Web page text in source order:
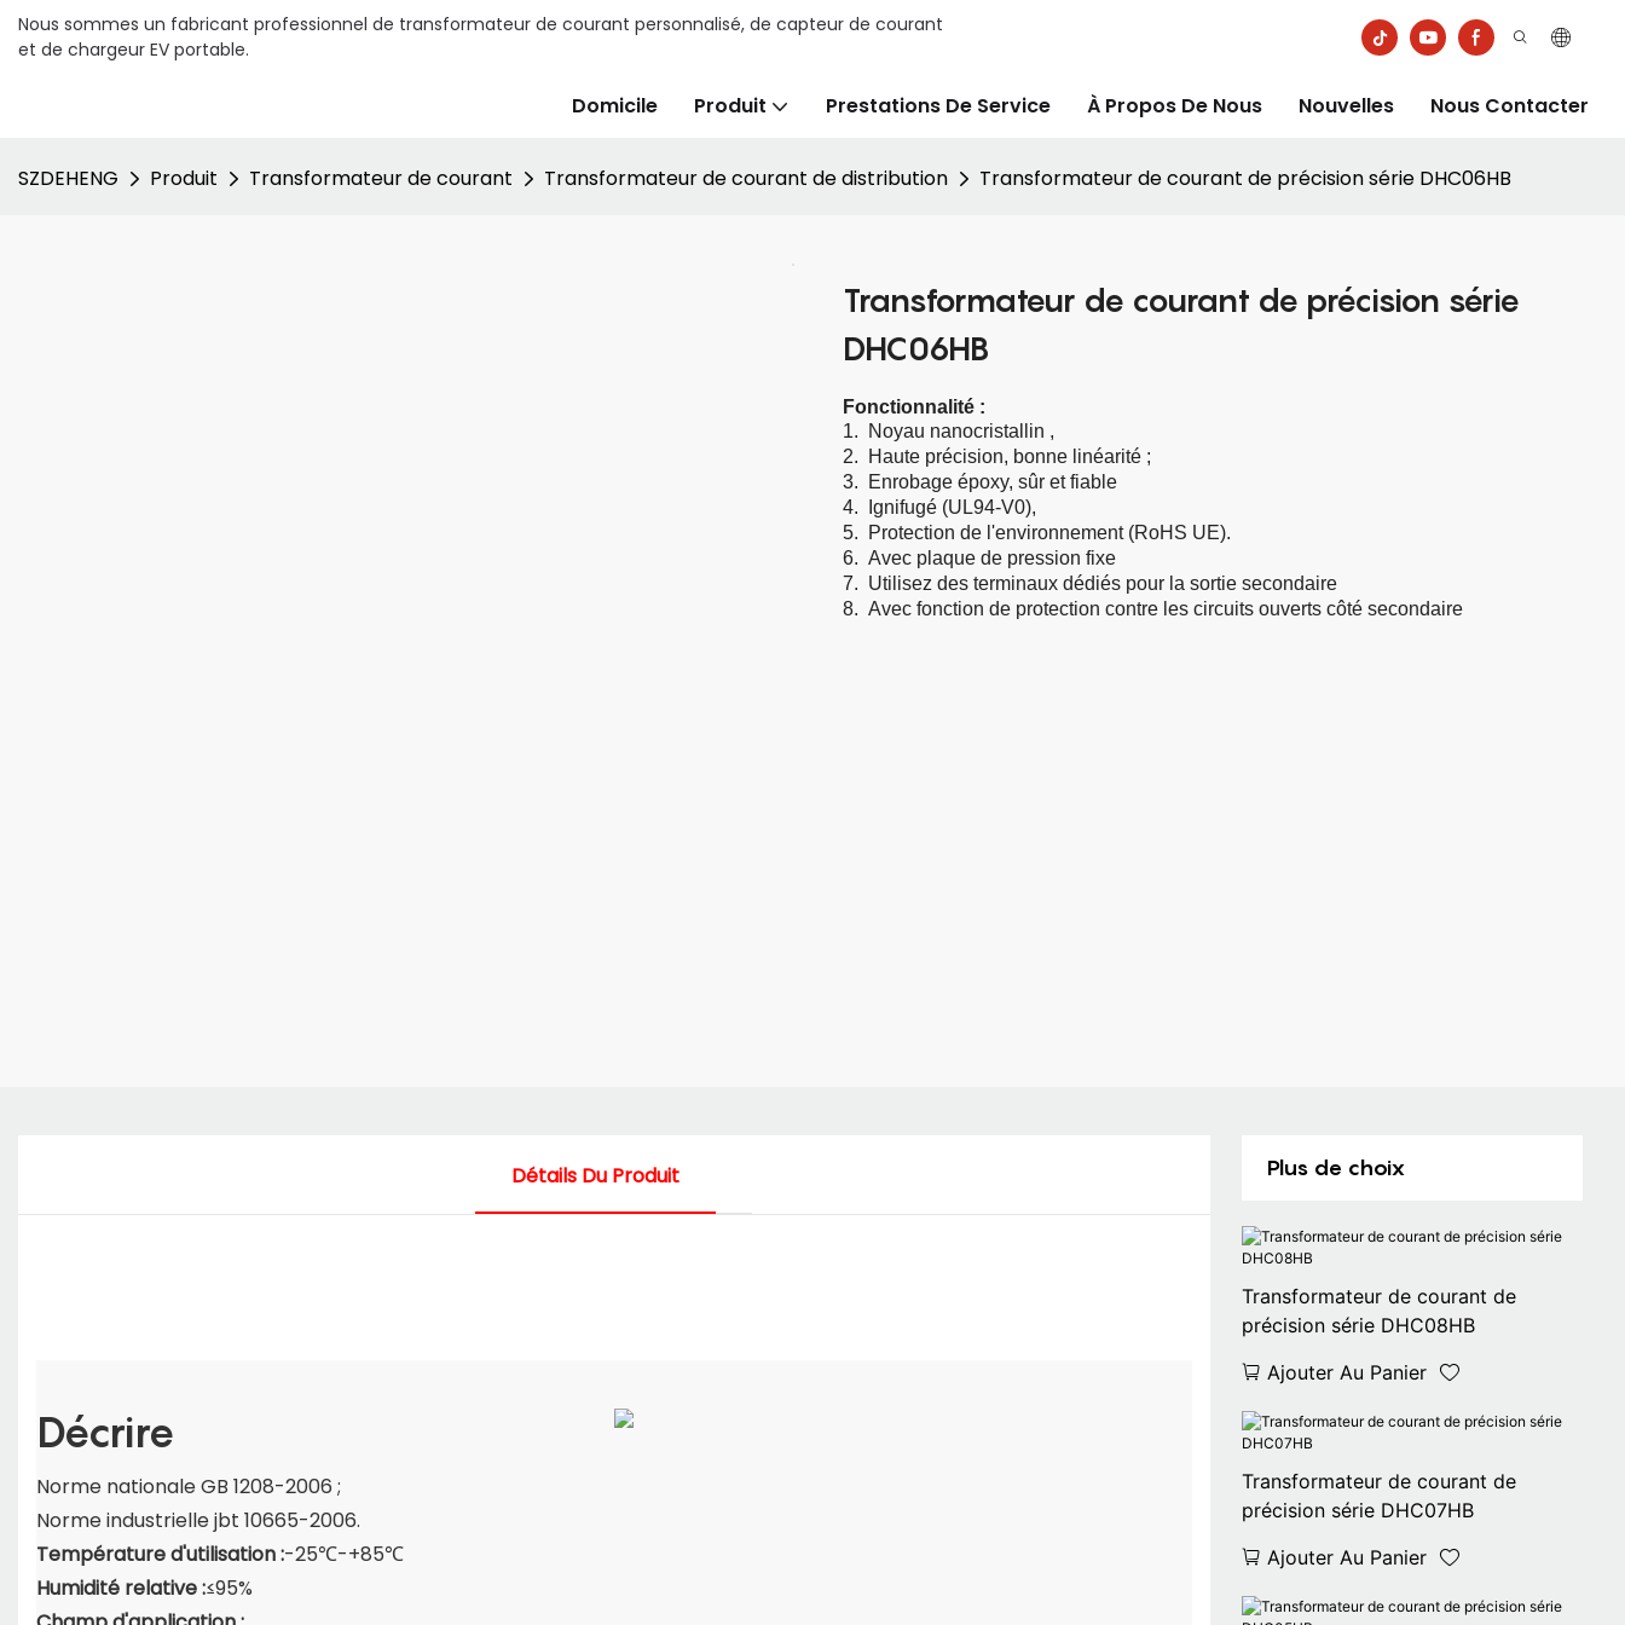
Nous sommes un fabricant professionnel de transformateur de courant personnalisé, de capteur de courant
et de chargeur EV portable.
Domicile Produit Prestations De Service À Propos De Nous Nouvelles Nous Contacter
SZDEHENG Produit Transformateur de courant Transformateur de courant de distribution Transformateur de courant de précision série DHC06HB
Transformateur de courant de précision série
DHC06HB
Fonctionnalité :
1.
Noyau nanocristallin ,
2.
Haute précision, bonne linéarité ;
3.
Enrobage époxy, sûr et fiable
4.
Ignifugé (UL94-V0),
5.
Protection de l'environnement (RoHS UE).
6. Avec plaque de pression fixe
7. Utilisez des terminaux dédiés pour la sortie secondaire
8. Avec fonction de protection contre les circuits ouverts côté secondaire
Plus de choix
Transformateur de courant de
précision série DHC08HB
Ajouter Au Panier
Transformateur de courant de
précision série DHC07HB
Ajouter Au Panier
Détails Du Produit
Décrire
Norme nationale GB 1208-2006 ;
Norme industrielle jbt 10665-2006.
Température d'utilisation :-25℃-+85℃
Humidité relative :≤95%